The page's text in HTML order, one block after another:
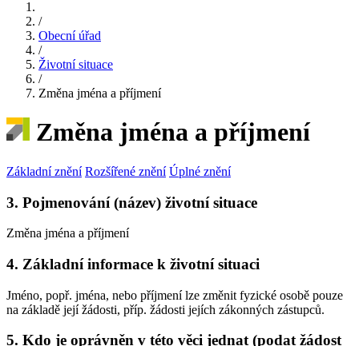
/
Obecní úřad
/
Životní situace
/
Změna jména a příjmení
Změna jména a příjmení
Základní znění Rozšířené znění Úplné znění
3. Pojmenování (název) životní situace
Změna jména a příjmení
4. Základní informace k životní situaci
Jméno, popř. jména, nebo příjmení lze změnit fyzické osobě pouze
na základě její žádosti, příp. žádosti jejích zákonných zástupců.
5. Kdo je oprávněn v této věci jednat (podat žádost